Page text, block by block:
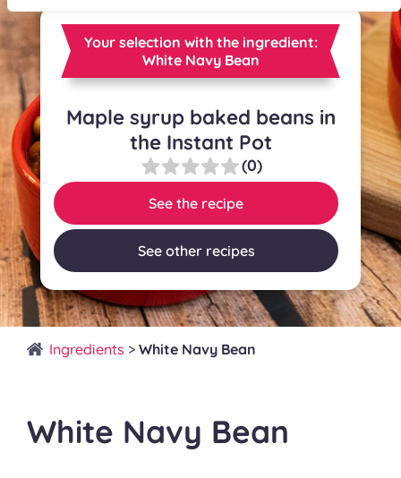
INGREDIENTS
CULINARY READINGS
SUBMIT A RECIPE
SHOP
Your selection with the ingredient:
White Navy Bean
Maple syrup baked beans in
the Instant Pot
(0)
See the recipe
See other recipes
Ingredients > White Navy Bean
White Navy Bean